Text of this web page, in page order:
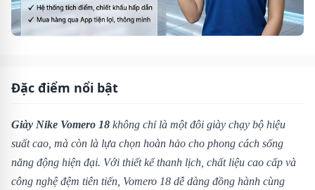
Đặc điểm nổi bật
Giày Nike Vomero 18 không chỉ là một đôi giày chạy bộ hiệu
suất cao, mà còn là lựa chọn hoàn hảo cho phong cách sống
năng động hiện đại. Với thiết kế thanh lịch, chất liệu cao cấp và
công nghệ đệm tiên tiến, Vomero 18 dễ dàng đồng hành cùng